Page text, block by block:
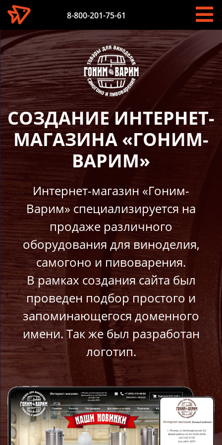
8-800-201-75-61
СОЗДАНИЕ ИНТЕРНЕТ-
МАГАЗИНА «ГОНИМ-
ВАРИМ»
Интернет-магазин «Гоним-
Варим» специализируется на
продаже различного
оборудования для виноделия,
самогоно и пивоварения.
В рамках создания сайта был
проведен подбор простого и
запоминающегося доменного
имени. Так же был разработан
логотип.